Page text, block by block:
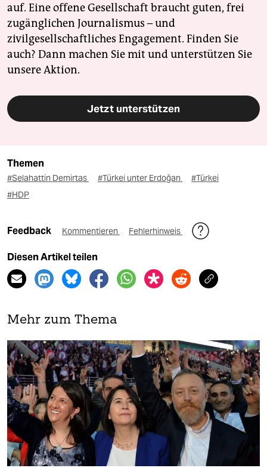
auf. Eine offene Gesellschaft braucht guten, frei
zugänglichen Journalismus – und
zivilgesellschaftliches Engagement. Finden Sie
auch? Dann machen Sie mit und unterstützen Sie
unsere Aktion.
Jetzt unterstützen
Themen
#Selahattin Demirtas #Türkei unter Erdoğan
#Türkei
#HDP
Feedback Kommentieren Fehlerhinweis
Diesen Artikel teilen
Mehr zum Thema